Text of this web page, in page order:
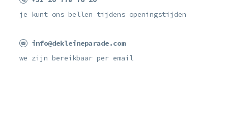
je kunt ons bellen tijdens openingstijden
info@dekleineparade.com
we zijn bereikbaar per email